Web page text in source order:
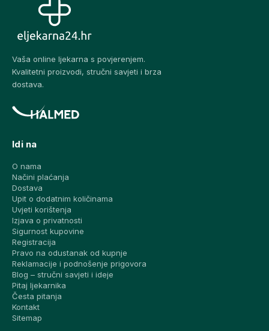
Vaša online ljekarna s povjerenjem.
Kvalitetni proizvodi, stručni savjeti i brza
dostava.
Idi na
O nama
Načini plaćanja
Dostava
Upit o dodatnim količinama
Uvjeti korištenja
Izjava o privatnosti
Sigurnost kupovine
Registracija
Pravo na odustanak od kupnje
Reklamacije i podnošenje prigovora
Blog – stručni savjeti i ideje
Pitaj ljekarnika
Česta pitanja
Kontakt
Sitemap